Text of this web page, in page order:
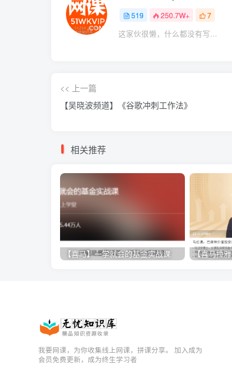
519 250.7W+ 7
这家伙很懒，什么都没有写...
<< 上一篇
【吴晓波频道】《谷歌冲刺工作法》
相关推荐
【喜马】一学就会的基金实战课
我要网课，为你收集线上网课，拼课分享。 加入成为
会员免费更新，成为终生学习者